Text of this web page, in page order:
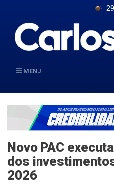
MENU
Novo PAC
dos
2026